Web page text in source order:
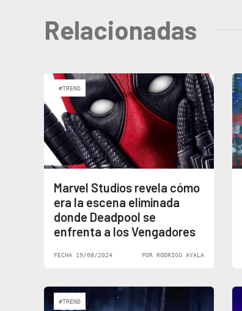
Relacionadas
#TREND
Marvel Studios revela cómo
era la escena eliminada
donde Deadpool se
enfrenta a los Vengadores
FECHA 19/08/2024 POR RODRIGO AYALA
#TREND